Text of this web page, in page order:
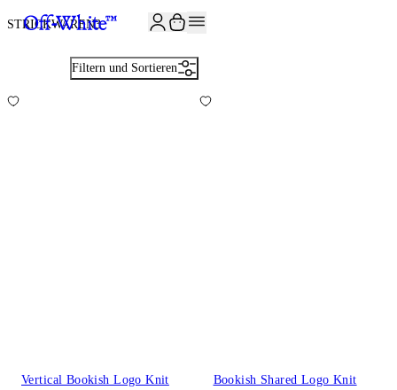
STRICKWAREN3
Filtern und Sortieren
Vertical Bookish Logo Knit
Bookish Shared Logo Knit